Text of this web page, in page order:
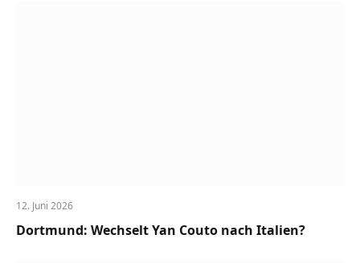
12. Juni 2026
Dortmund: Wechselt Yan Couto nach Italien?